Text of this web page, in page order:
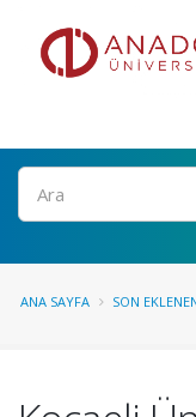
Ara
ANA SAYFA SON